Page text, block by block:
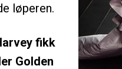
løperen.
fikk
Golden